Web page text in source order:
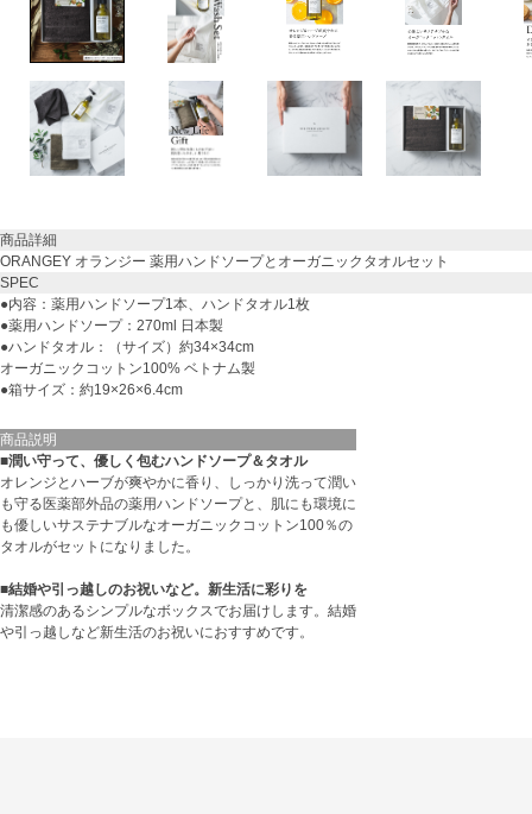
商品詳細
ORANGEY オランジー 薬用ハンドソープとオーガニックタオルセット
SPEC
●内容：薬用ハンドソープ1本、ハンドタオル1枚
●薬用ハンドソープ：270ml 日本製
●ハンドタオル：（サイズ）約34×34cm
オーガニックコットン100% ベトナム製
●箱サイズ：約19×26×6.4cm
商品説明
■潤い守って、優しく包むハンドソープ＆タオル
オレンジとハーブが爽やかに香り、しっかり洗って潤い
も守る医薬部外品の薬用ハンドソープと、肌にも環境に
も優しいサステナブルなオーガニックコットン100％の
タオルがセットになりました。
■結婚や引っ越しのお祝いなど。新生活に彩りを
清潔感のあるシンプルなボックスでお届けします。結婚
や引っ越しなど新生活のお祝いにおすすめです。